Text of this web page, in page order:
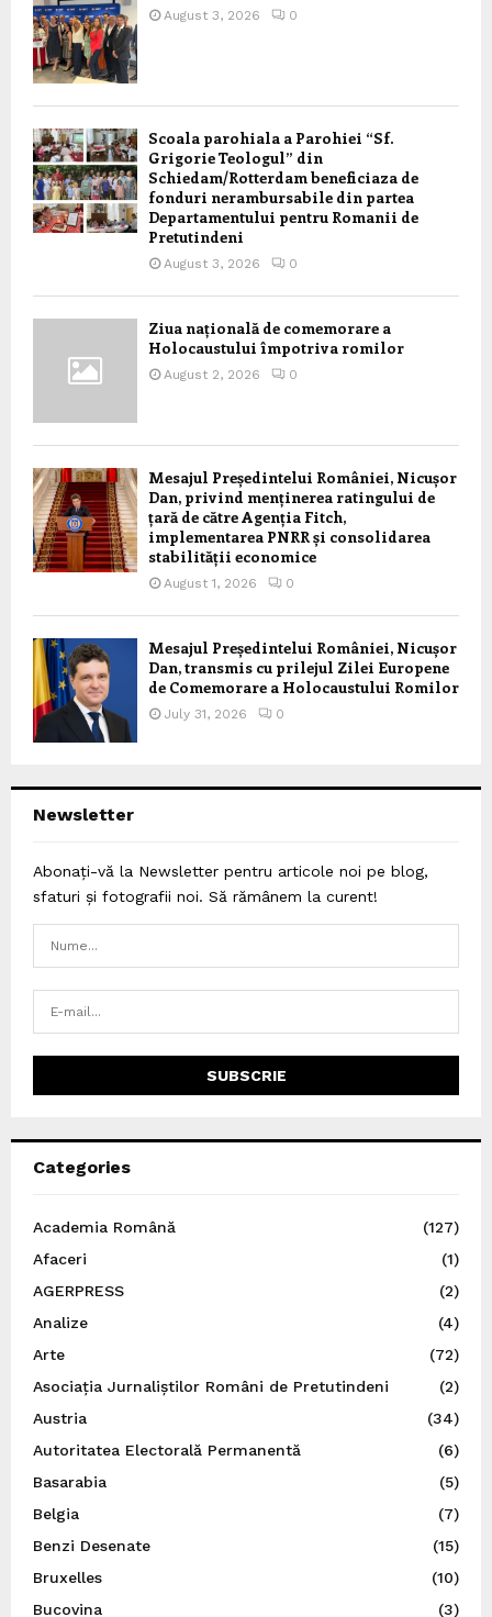
August 3, 2026 0
Scoala parohiala a Parohiei “Sf.
Grigorie Teologul” din
Schiedam/Rotterdam beneficiaza de
fonduri nerambursabile din partea
Departamentului pentru Romanii de
Pretutindeni
August 3, 2026 0
Ziua națională de comemorare a
Holocaustului împotriva romilor
August 2, 2026 0
Mesajul Președintelui României, Nicușor
Dan, privind menținerea ratingului de
țară de către Agenția Fitch,
implementarea PNRR și consolidarea
stabilității economice
August 1, 2026 0
Mesajul Președintelui României, Nicușor
Dan, transmis cu prilejul Zilei Europene
de Comemorare a Holocaustului Romilor
July 31, 2026 0
Newsletter
Abonați-vă la Newsletter pentru articole noi pe blog,
sfaturi și fotografii noi. Să rămânem la curent!
Categories
Academia Română
(127)
Afaceri
(1)
AGERPRESS
(2)
Analize
(4)
Arte
(72)
Asociația Jurnaliștilor Români de Pretutindeni
(2)
Austria
(34)
Autoritatea Electorală Permanentă
(6)
Basarabia
(5)
Belgia
(7)
Benzi Desenate
(15)
Bruxelles
(10)
Bucovina
(3)